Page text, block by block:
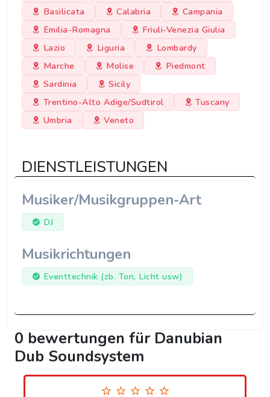
Basilicata Calabria
Campania
Emilia-Romagna
Friuli-Venezia Giulia
Lazio
Liguria
Lombardy
Marche
Molise
Piedmont
Sardinia
Sicily
Trentino-Alto Adige/Sudtirol
Tuscany
Umbria
Veneto
DIENSTLEISTUNGEN
Musiker/Musikgruppen-Art
DJ
Musikrichtungen
Eventtechnik (zb. Ton, Licht usw)
0 bewertungen für Danubian
Dub Soundsystem